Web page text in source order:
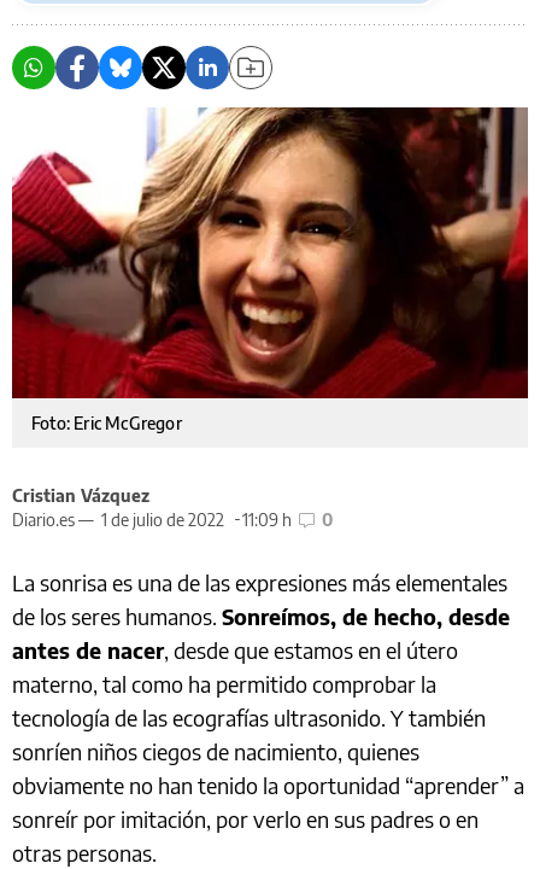
Foto: Eric McGregor
Cristian Vázquez
Diario.es — 1 de julio de 2022 11:09 h 0
La sonrisa es una de las expresiones más elementales
de los seres humanos. Sonreímos, de hecho, desde
antes de nacer, desde que estamos en el útero
materno, tal como ha permitido comprobar la
tecnología de las ecografías ultrasonido. Y también
sonríen niños ciegos de nacimiento, quienes
obviamente no han tenido la oportunidad “aprender” a
sonreír por imitación, por verlo en sus padres o en
otras personas.